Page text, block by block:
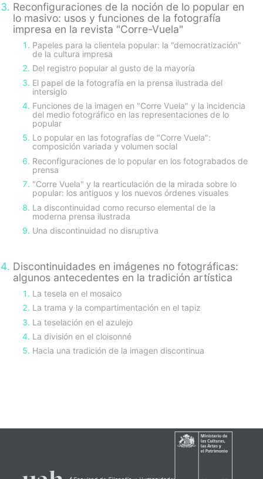
Reconfiguraciones de la noción de lo popular en
lo masivo: usos y funciones de la fotografía
impresa en la revista "Corre-Vuela"
Papeles para la clientela popular: la “democratización”
de la cultura impresa
Del registro popular al gusto de la mayoría
El papel de la fotografía en la prensa ilustrada del
intersiglo
Funciones de la imagen en "Corre Vuela" y la incidencia
del medio fotográfico en las representaciones de lo
popular
Lo popular en las fotografías de "Corre Vuela":
composición variada y volumen social
Reconfiguraciones de lo popular en los fotograbados de
prensa
"Corre Vuela" y la rearticulación de la mirada sobre lo
popular: los antiguos y los nuevos órdenes visuales
La discontinuidad como recurso elemental de la
moderna prensa ilustrada
Una discontinuidad no disruptiva
Discontinuidades en imágenes no fotográficas:
algunos antecedentes en la tradición artística
La tesela en el mosaico
La trama y la compartimentación en el tapiz
La teselación en el azulejo
La división en el cloisonné
Hacia una tradición de la imagen discontinua